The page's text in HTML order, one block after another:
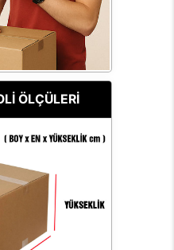
ÖLÇÜLERİ